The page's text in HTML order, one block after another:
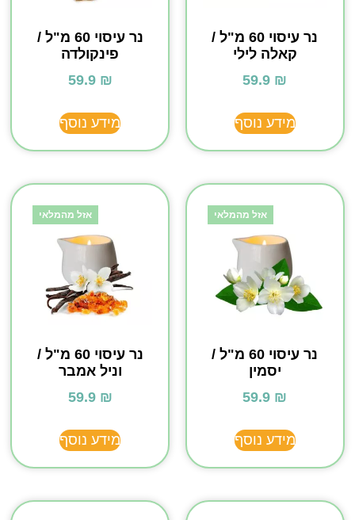
נר עיסוי 60 מ"ל /
קאלה לילי
59.9 ₪
מידע נוסף
נר עיסוי 60 מ"ל /
פינקולדה
59.9 ₪
מידע נוסף
אזל מהמלאי
נר עיסוי 60 מ"ל /
יסמין
59.9 ₪
מידע נוסף
אזל מהמלאי
נר עיסוי 60 מ"ל /
וניל אמבר
59.9 ₪
מידע נוסף